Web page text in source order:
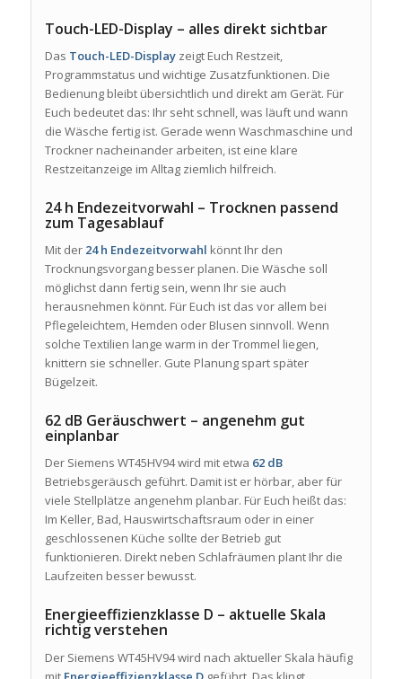
Touch-LED-Display – alles direkt sichtbar
Das Touch-LED-Displayzeigt Euch Restzeit,
Programmstatus und wichtige Zusatzfunktionen. Die
Bedienung bleibt übersichtlich und direkt am Gerät. Für
Euch bedeutet das: Ihr seht schnell, was läuft und wann
die Wäsche fertig ist. Gerade wenn Waschmaschine und
Trockner nacheinander arbeiten, ist eine klare
Restzeitanzeige im Alltag ziemlich hilfreich.
24 h Endezeitvorwahl – Trocknen passend
zum Tagesablauf
Mit der 24 h Endezeitvorwahl könnt Ihr den
Trocknungsvorgang besser planen. Die Wäsche soll
möglichst dann fertig sein, wenn Ihr sie auch
herausnehmen könnt. Für Euch ist das vor allem bei
Pflegeleichtem, Hemden oder Blusen sinnvoll. Wenn
solche Textilien lange warm in der Trommel liegen,
knittern sie schneller. Gute Planung spart später
Bügelzeit.
62 dB Geräuschwert – angenehm gut
einplanbar
Der Siemens WT45HV94 wird mit etwa 62 dB
Betriebsgeräusch geführt. Damit ist er hörbar, aber für
viele Stellplätze angenehm planbar. Für Euch heißt das:
Im Keller, Bad, Hauswirtschaftsraum oder in einer
geschlossenen Küche sollte der Betrieb gut
funktionieren. Direkt neben Schlafräumen plant Ihr die
Laufzeiten besser bewusst.
Energieeffizienzklasse D – aktuelle Skala
richtig verstehen
Der Siemens WT45HV94 wird nach aktueller Skala häufig